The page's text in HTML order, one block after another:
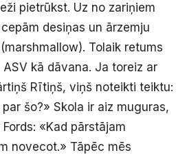
pietrūkst. Uz no zariņiem
desiņas un ārzemju
Tolaik retums
kā dāvana. Ja toreiz ar
Rītiņš, viņš noteikti teiktu:
šo?» Skola ir aiz muguras,
«Kad pārstājam
novecot.» Tāpēc mēs